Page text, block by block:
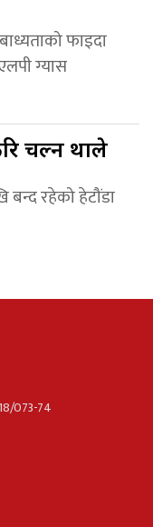
फाइदा
ग्यास
चल्न थाले
बन्द रहेको हेटौंडा
073-74